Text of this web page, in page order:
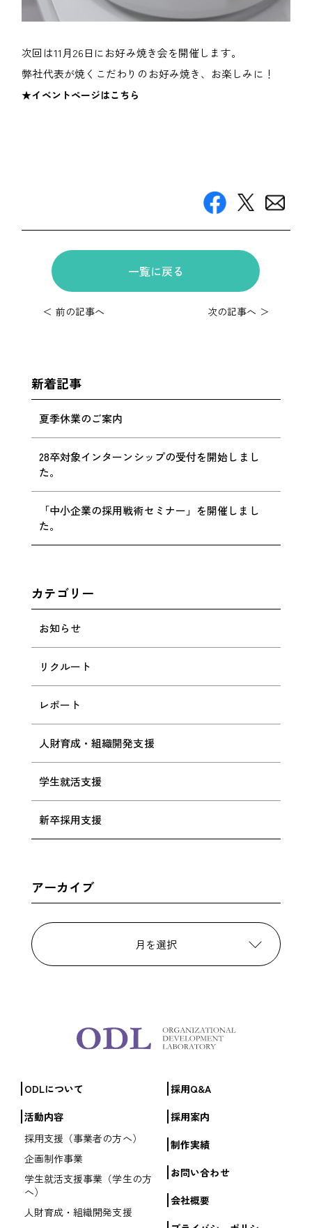
次回は11月26日にお好み焼き会を開催します。
弊社代表が焼くこだわりのお好み焼き、お楽しみに！
★イベントページはこちら
＜ 前の記事へ
一覧に戻る
次の記事へ ＞
新着記事
夏季休業のご案内
28卒対象インターンシップの受付を開始しまし
た。
「中小企業の採用戦術セミナー」を開催しまし
た。
カテゴリー
お知らせ
リクルート
レポート
人財育成・組織開発支援
学生就活支援
新卒採用支援
アーカイブ
月を選択
ODLについて
活動内容
採用支援（事業者の方へ）
企画制作事業
学生就活支援事業（学生の方
へ）
人財育成・組織開発支援
採用Q&A
採用案内
制作実績
お問い合わせ
会社概要